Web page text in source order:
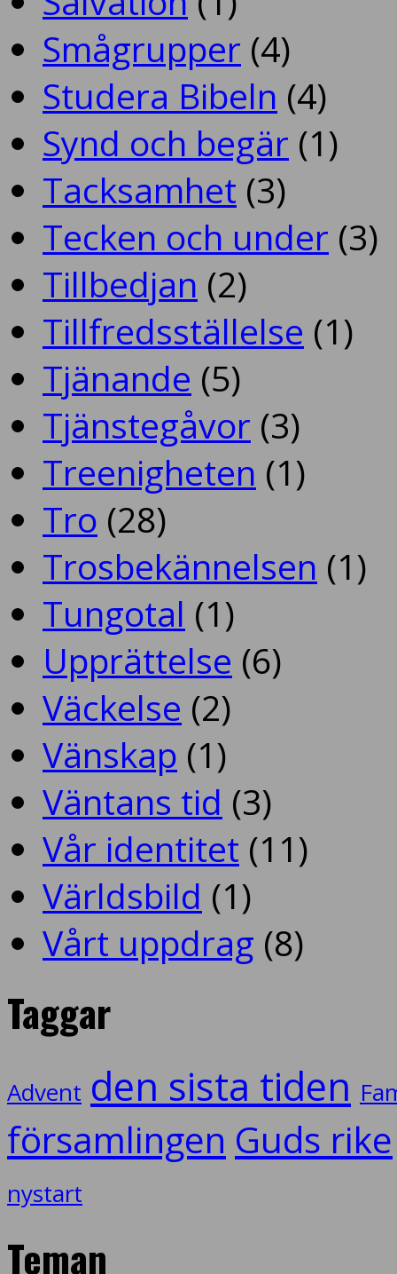
Smågrupper (4)
Studera Bibeln (4)
Synd och begär (1)
Tacksamhet (3)
Tecken och under (3)
Tillbedjan (2)
Tillfredsställelse (1)
Tjänande (5)
Tjänstegåvor (3)
Treenigheten (1)
Tro (28)
Trosbekännelsen (1)
Tungotal (1)
Upprättelse (6)
Väckelse (2)
Vänskap (1)
Väntans tid (3)
Vår identitet (11)
Världsbild (1)
Vårt uppdrag (8)
Taggar
Advent den sista tiden
församlingen Guds rike
nystart
Teman